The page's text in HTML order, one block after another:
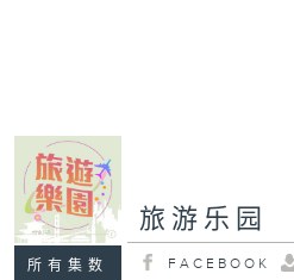
所有集数
旅游乐园
FACEBOOK